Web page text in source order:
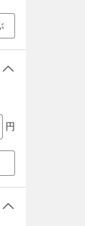
円